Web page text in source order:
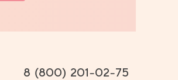
8 (800) 201-02-75